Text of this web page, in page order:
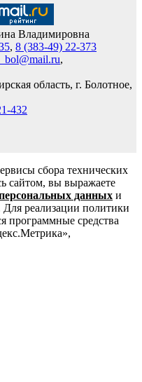
Владимировна
, 8 (383-49) 22-373
,
область, г. Болотное,
432
сбора технических
сайтом, вы выражаете
данных и
реализации политики
программные средства